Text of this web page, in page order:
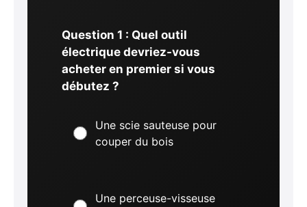
Question 1 : Quel outil
électrique devriez-vous
acheter en premier si vous
débutez ?
Une scie sauteuse pour
couper du bois
Une perceuse-visseuse